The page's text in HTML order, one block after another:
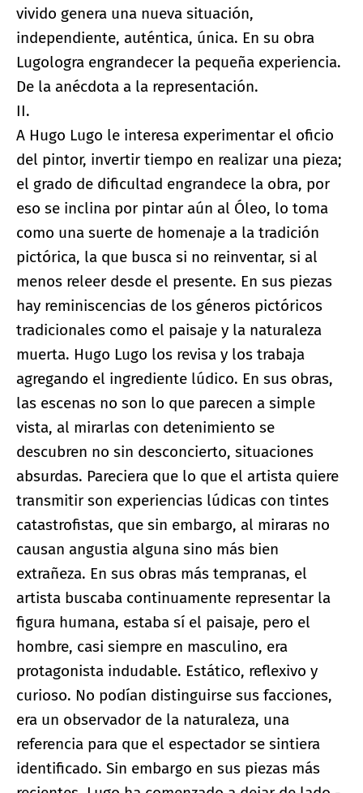
vivido genera una nueva situación,
independiente, auténtica, única. En su obra
Lugologra engrandecer la pequeña experiencia.
De la anécdota a la representación.
II.
A Hugo Lugo le interesa experimentar el oficio
del pintor, invertir tiempo en realizar una pieza;
el grado de dificultad engrandece la obra, por
eso se inclina por pintar aún al Óleo, lo toma
como una suerte de homenaje a la tradición
pictórica, la que busca si no reinventar, si al
menos releer desde el presente. En sus piezas
hay reminiscencias de los géneros pictóricos
tradicionales como el paisaje y la naturaleza
muerta. Hugo Lugo los revisa y los trabaja
agregando el ingrediente lúdico. En sus obras,
las escenas no son lo que parecen a simple
vista, al mirarlas con detenimiento se
descubren no sin desconcierto, situaciones
absurdas. Pareciera que lo que el artista quiere
transmitir son experiencias lúdicas con tintes
catastrofistas, que sin embargo, al miraras no
causan angustia alguna sino más bien
extrañeza. En sus obras más tempranas, el
artista buscaba continuamente representar la
figura humana, estaba sí el paisaje, pero el
hombre, casi siempre en masculino, era
protagonista indudable. Estático, reflexivo y
curioso. No podían distinguirse sus facciones,
era un observador de la naturaleza, una
referencia para que el espectador se sintiera
identificado. Sin embargo en sus piezas más